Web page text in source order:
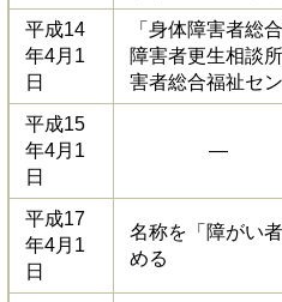
平成14
年4月1
日
「身体障害者総
障害者更生相談
害者総合福祉セ
平成15
年4月1
日
―
平成17
年4月1
日
名称を「障がい
める